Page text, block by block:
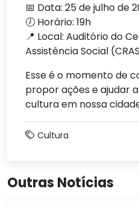
📅 Data: 25 de julho de
🕖 Horário: 19h
📍 Local: Auditório do
Assistência Social
Esse é o momento de
propor ações e ajudar
cultura em nossa
Cultura
Outras Notícias